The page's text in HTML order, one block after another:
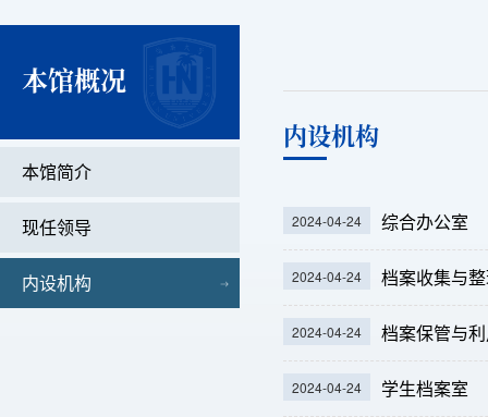
本馆概况
本馆简介
现任领导
内设机构
内设机构
2024-04-24 综合办公室
2024-04-24 档案收集与
2024-04-24 档案保管与
2024-04-24 学生档案室